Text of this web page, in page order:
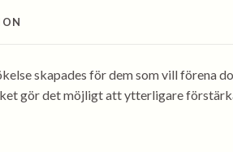
skapades för dem som vill förena
gör det möjligt att ytterligare